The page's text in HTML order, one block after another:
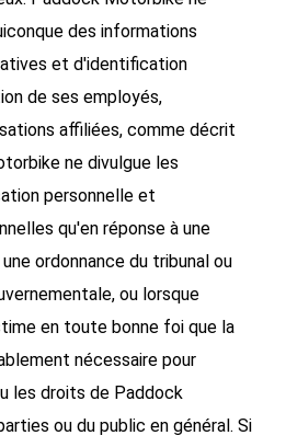
des informations
et d'identification
de ses employés,
affiliées, comme décrit
ne divulgue les
personnelle et
qu'en réponse à une
ordonnance du tribunal ou
ou lorsque
en toute bonne foi que la
nécessaire pour
les droits de Paddock
ou du public en général. Si